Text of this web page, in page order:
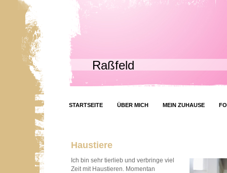
Raßfeld
STARTSEITE ÜBER MICH MEIN ZUHAUSE
Haustiere
Ich bin sehr tierlieb und verbringe viel
Zeit mit Haustieren. Momentan